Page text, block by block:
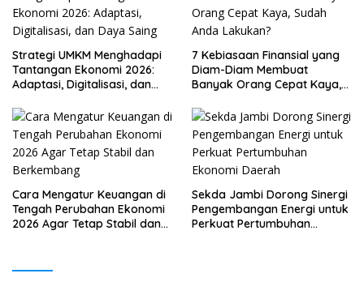
Strategi UMKM Menghadapi
Tantangan Ekonomi 2026:
Adaptasi, Digitalisasi, dan
7 Kebiasaan Finansial yang
Diam-Diam Membuat
Banyak Orang Cepat Kaya,
Cara Mengatur Keuangan di
Tengah Perubahan Ekonomi
2026 Agar Tetap Stabil dan
Sekda Jambi Dorong Sinergi
Pengembangan Energi untuk
Perkuat Pertumbuhan